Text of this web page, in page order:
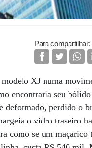
Para compartilhar:
XJ numa
encontraria seu
deformado, perdido o
o vidro traseiro
como se um maçarico